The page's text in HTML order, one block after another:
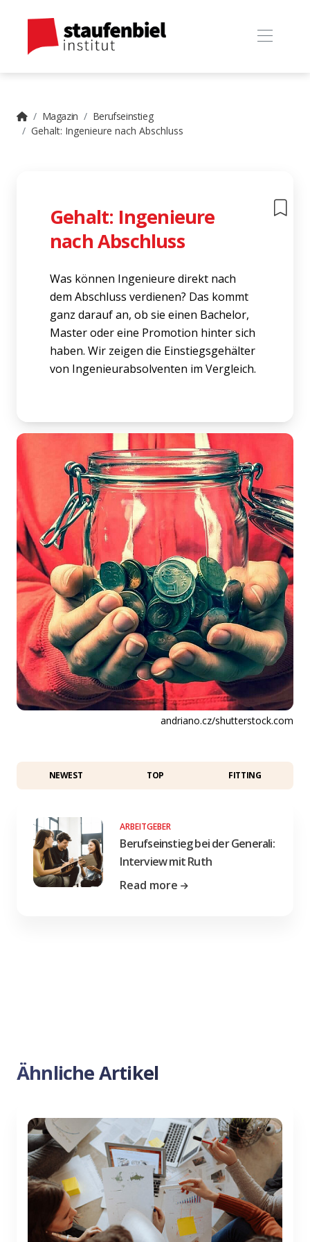
Magazin
Berufseinstieg
Gehalt: Ingenieure nach Abschluss
Gehalt: Ingenieure
nach Abschluss
Was können Ingenieure direkt nach
dem Abschluss verdienen? Das kommt
ganz darauf an, ob sie einen Bachelor,
Master oder eine Promotion hinter sich
haben. Wir zeigen die Einstiegsgehälter
von Ingenieurabsolventen im Vergleich.
andriano.cz/shutterstock.com
NEWEST TOP FITTING
Previous
ARBEITGEBER
Berufseinstieg bei der Generali:
Interview mit Ruth
Read more
Ähnliche Artikel